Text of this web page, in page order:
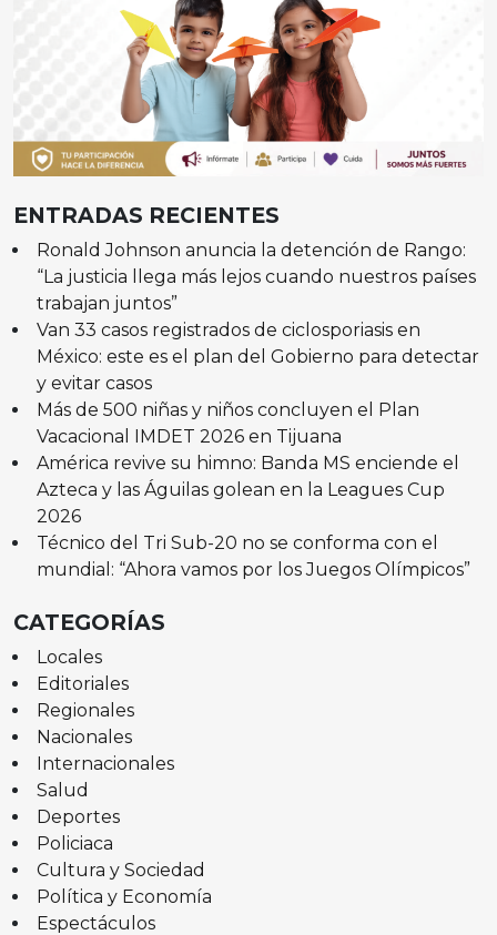
ENTRADAS RECIENTES
Ronald Johnson anuncia la detención de Rango:
“La justicia llega más lejos cuando nuestros países
trabajan juntos”
Van 33 casos registrados de ciclosporiasis en
México: este es el plan del Gobierno para detectar
y evitar casos
Más de 500 niñas y niños concluyen el Plan
Vacacional IMDET 2026 en Tijuana
América revive su himno: Banda MS enciende el
Azteca y las Águilas golean en la Leagues Cup
2026
Técnico del Tri Sub-20 no se conforma con el
mundial: “Ahora vamos por los Juegos Olímpicos”
CATEGORÍAS
Locales
Editoriales
Regionales
Nacionales
Internacionales
Salud
Deportes
Policiaca
Cultura y Sociedad
Política y Economía
Espectáculos